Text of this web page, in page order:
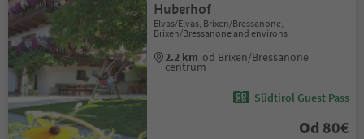
Huberhof
Elvas/Elvas, Brixen/Bressanone,
Brixen/Bressanone and environs
2.2 km od Brixen/Bressanone
centrum
Südtirol Guest Pass
Od 80€